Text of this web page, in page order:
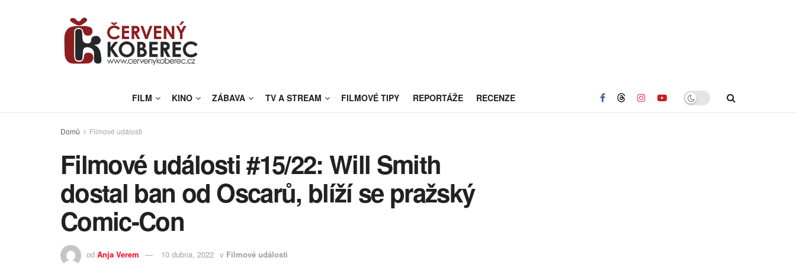
FILM KINO ZÁBAVA TV A STREAM FILMOVÉ TIPY REPORTÁŽE RECENZE
Domů Filmové události
Filmové události #15/22: Will Smith
dostal ban od Oscarů, blíží se pražský
Comic-Con
od Anja Verem 10 dubna, 2022 v Filmové události